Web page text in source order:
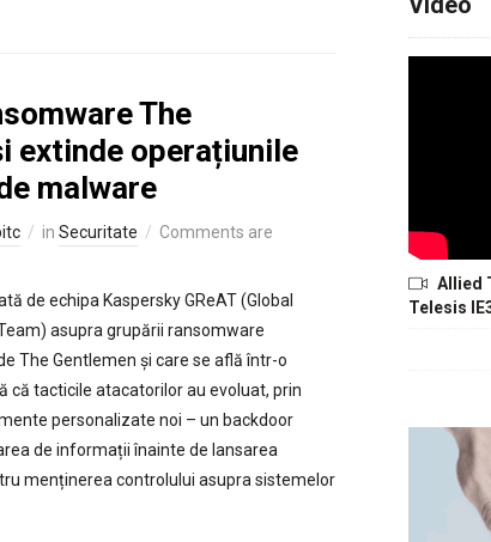
The
extinde operațiunile
malware
in Securitate
Comments are
de echipa Kaspersky GReAT (Global
asupra grupării ransomware
The Gentlemen și care se află într-o
că tacticile atacatorilor au evoluat, prin
personalizate noi – un backdoor
de informații înainte de lansarea
menținerea controlului asupra sistemelor
Allied
Telesis